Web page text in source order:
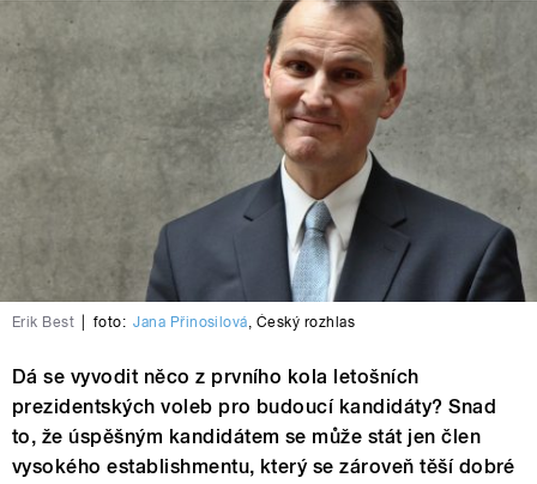
Erik Best foto: Jana Přinosilová, Český rozhlas
Dá se vyvodit něco z prvního kola letošních
prezidentských voleb pro budoucí kandidáty? Snad
to, že úspěšným kandidátem se může stát jen člen
vysokého establishmentu, který se zároveň těší dobré